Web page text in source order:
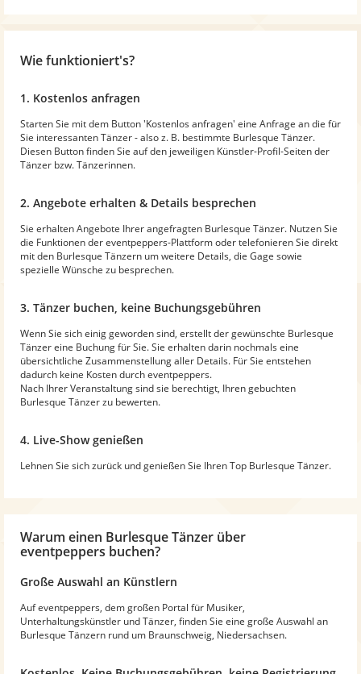
Wie funktioniert's?
1. Kostenlos anfragen
Starten Sie mit dem Button 'Kostenlos anfragen' eine Anfrage an die für
Sie interessanten Tänzer - also z. B. bestimmte Burlesque Tänzer.
Diesen Button finden Sie auf den jeweiligen Künstler-Profil-Seiten der
Tänzer bzw. Tänzerinnen.
2. Angebote erhalten & Details besprechen
Sie erhalten Angebote Ihrer angefragten Burlesque Tänzer. Nutzen Sie
die Funktionen der eventpeppers-Plattform oder telefonieren Sie direkt
mit den Burlesque Tänzern um weitere Details, die Gage sowie
spezielle Wünsche zu besprechen.
3. Tänzer buchen, keine Buchungsgebühren
Wenn Sie sich einig geworden sind, erstellt der gewünschte Burlesque
Tänzer eine Buchung für Sie. Sie erhalten darin nochmals eine
übersichtliche Zusammenstellung aller Details. Für Sie entstehen
dadurch keine Kosten durch eventpeppers.
Nach Ihrer Veranstaltung sind sie berechtigt, Ihren gebuchten
Burlesque Tänzer zu bewerten.
4. Live-Show genießen
Lehnen Sie sich zurück und genießen Sie Ihren Top Burlesque Tänzer.
Warum einen Burlesque Tänzer über
eventpeppers buchen?
Große Auswahl an Künstlern
Auf eventpeppers, dem großen Portal für Musiker,
Unterhaltungskünstler und Tänzer, finden Sie eine große Auswahl an
Burlesque Tänzern rund um Braunschweig, Niedersachsen.